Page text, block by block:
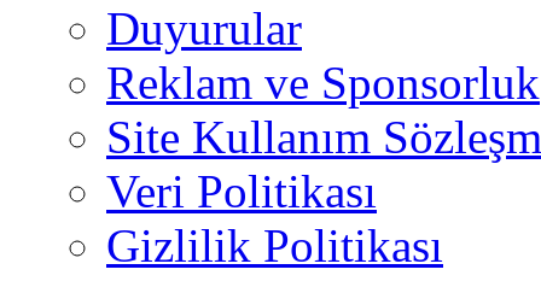
Duyurular
Reklam ve Sponsorluk
Site Kullanım
Veri Politikası
Gizlilik Politikası